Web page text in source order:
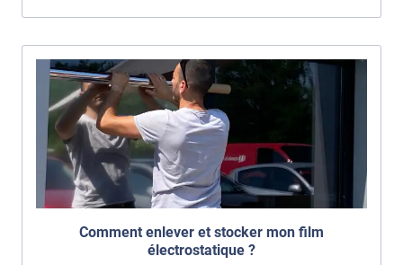
Comment enlever et stocker mon film
électrostatique ?